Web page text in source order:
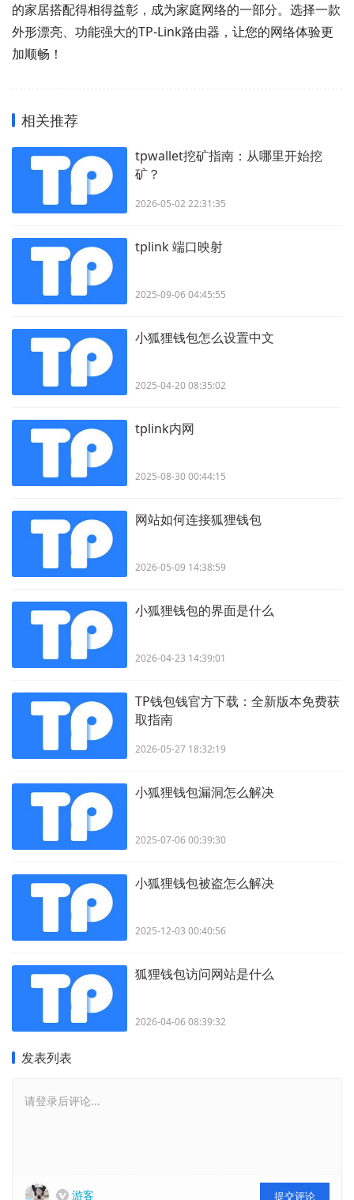
的家居搭配得相得益彰，成为家庭网络的一部分。选择一款
外形漂亮、功能强大的TP-Link路由器，让您的网络体验更
加顺畅！
相关推荐
tpwallet挖矿指南：从哪里开始挖
矿？
2026-05-02 22:31:35
tplink 端口映射
2025-09-06 04:45:55
小狐狸钱包怎么设置中文
2025-04-20 08:35:02
tplink内网
2025-08-30 00:44:15
网站如何连接狐狸钱包
2026-05-09 14:38:59
小狐狸钱包的界面是什么
2026-04-23 14:39:01
TP钱包钱官方下载：全新版本免费获
取指南
2026-05-27 18:32:19
小狐狸钱包漏洞怎么解决
2025-07-06 00:39:30
小狐狸钱包被盗怎么解决
2025-12-03 00:40:56
狐狸钱包访问网站是什么
2026-04-06 08:39:32
发表列表
请登录后评论...
游客 提交评论